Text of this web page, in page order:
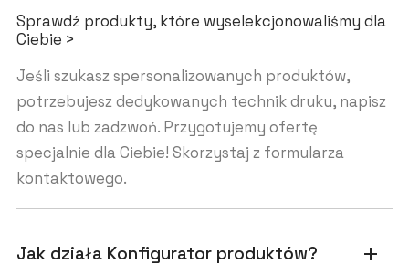
Sprawdź produkty, które wyselekcjonowaliśmy dla
Ciebie >
Jeśli szukasz spersonalizowanych produktów,
potrzebujesz dedykowanych technik druku, napisz
do nas lub zadzwoń. Przygotujemy ofertę
specjalnie dla Ciebie! Skorzystaj z formularza
kontaktowego.
Jak działa Konfigurator produktów? add